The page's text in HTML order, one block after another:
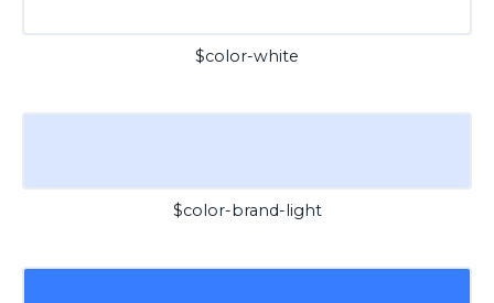
$color-white
$color-brand-light